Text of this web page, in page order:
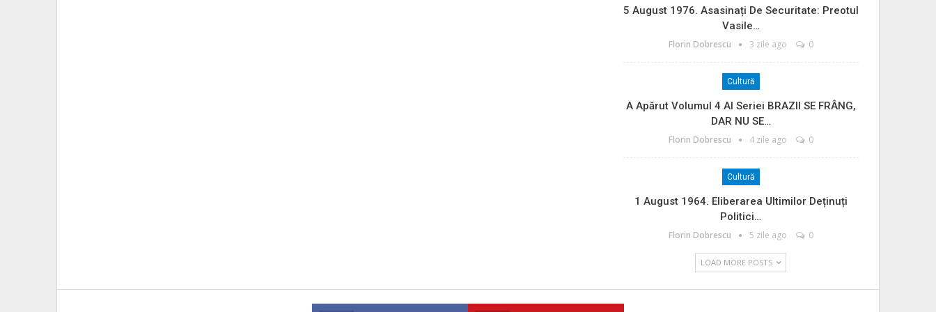
5 August 1976. Asasinați De Securitate: Preotul
Vasile…
Florin Dobrescu 3 zile ago 0
Cultură
A Apărut Volumul 4 Al Seriei BRAZII SE FRÂNG,
DAR NU SE…
Florin Dobrescu 4 zile ago 0
Cultură
1 August 1964. Eliberarea Ultimilor Deținuți
Politici…
Florin Dobrescu 5 zile ago 0
LOAD MORE POSTS